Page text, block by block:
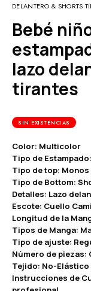
DELANTERO & SHORTS
Bebé niño Body camisero con
lazo
tirantes
SIN EXISTENCIAS
Color: Multicolor
Tipo de
Tipo de top: Monos
Tipo de Bottom:
Detalles: Lazo
Escote: Cuello
Longitud de la
Tipos de Manga:
Tipo de ajuste:
Número de piezas:
Tejido: No-Elástico
Instrucciones de